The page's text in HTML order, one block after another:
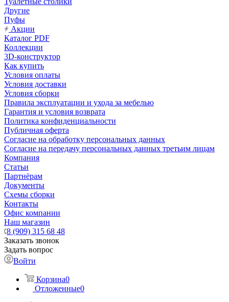
Другие
Пуфы
Акции
Каталог PDF
Коллекции
3D-конструктор
Как купить
Условия оплаты
Условия доставки
Условия сборки
Правила эксплуатации и ухода за мебелью
Гарантия и условия возврата
Политика конфиденциальности
Публичная оферта
Согласие на обработку персональных данных
Согласие на передачу персональных данных третьим лицам
Компания
Статьи
Партнёрам
Документы
Схемы сборки
Контакты
Офис компании
Наш магазин
8 (909) 315 68 48
Заказать звонок
Задать вопрос
Войти
Корзина0
Отложенные0